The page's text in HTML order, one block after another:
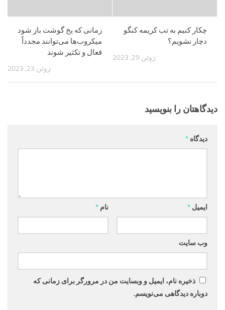
زمانی که یخ گوشت باز شود
میکروب‌ها می‌توانند مجدداً
فعال و تکثیر شوند
ژوئن 23, 2023
چکار کنیم به تب کریمه کنگو
دچار نشویم؟
ژوئن 29, 2023
دیدگاهتان را بنویسید
دیدگاه *
نام * ایمیل *
وب‌ سایت
ذخیره نام، ایمیل و وبسایت من در مرورگر برای زمانی که
دوباره دیدگاهی می‌نویسم.